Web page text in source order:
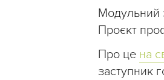
Модульний
Проєкт
Про це на
заступник